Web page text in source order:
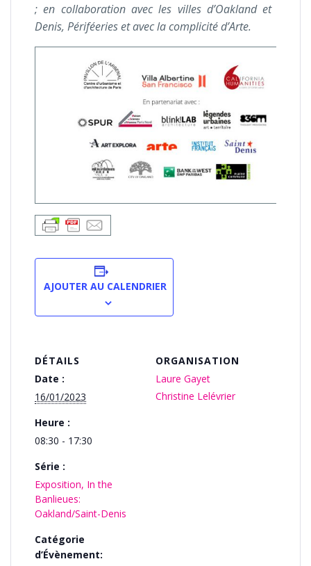
; en collaboration avec les villes d’Oakland et de
Denis, Périféeries et avec la complicité d’Arte.
AJOUTER AU CALENDRIER
DÉTAILS
Date :
16/01/2023
Heure :
08:30 - 17:30
Série :
Exposition, In the
Banlieues:
Oakland/Saint-Denis
Catégorie
d’Évènement:
ORGANISATION
Laure Gayet
Christine Lelévrier